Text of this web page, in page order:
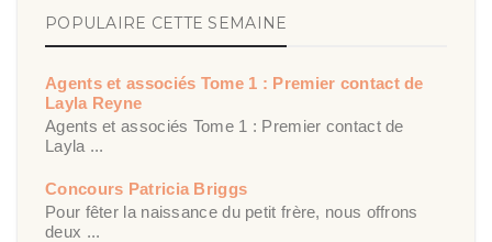
POPULAIRE CETTE SEMAINE
Agents et associés Tome 1 : Premier contact de
Layla Reyne
Agents et associés Tome 1 : Premier contact de
Layla ...
Concours Patricia Briggs
Pour fêter la naissance du petit frère, nous offrons
deux ...